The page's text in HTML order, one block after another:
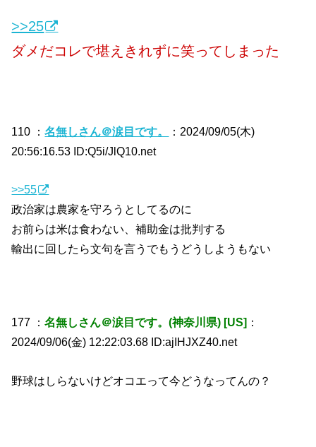
>>25
ダメだコレで堪えきれずに笑ってしまった
110 ：名無しさん＠涙目です。
：2024/09/05(木)
20:56:16.53 ID:Q5i/JlQ10.net
>>55
政治家は農家を守ろうとしてるのに
お前らは米は食わない、補助金は批判する
輸出に回したら文句を言うでもうどうしようもない
177 ：名無しさん＠涙目です。(神奈川県) [US] ：
2024/09/06(金) 12:22:03.68 ID:ajIHJXZ40.net
野球はしらないけどオコエって今どうなってんの？